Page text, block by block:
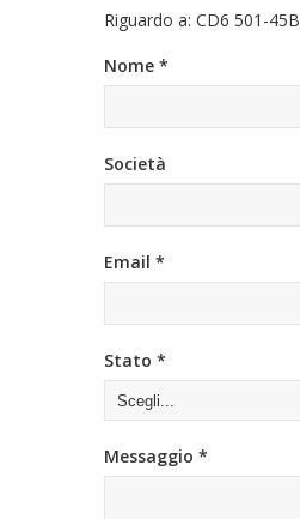
Riguardo a: CD6 501-45B
Nome *
Società
Email *
Stato *
Messaggio *